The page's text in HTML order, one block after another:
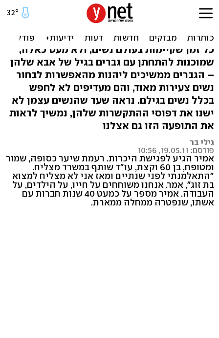
הגיע הזמן לחזור לזוגיות של
בני אותו גיל
כל זמן שקיימות בעולם נשים, ולא מעט כאלה,
שמוכנות להתחתן עם גברים בגיל של אבא שלהן
– הגברים ממשיכים ליהנות מהאפשרות לבחור
נשים צעירות מאוד, והם מעדיפים לא לחפש
בכלל נשים בגילם. נראה שעד שהנשים עצמן לא
ישנו את דפוסי ההתקשרות שלהן, נמשיך לראות
את התופעה הזו גם אצלנו
גילי בר
פורסם: 19.05.11, 10:56
אמיר הגיע לפגישת היכרות. רעמת שיער כסופה, שמור
ומטופח, בן 60 וקצת, עו"ד שותף במשרד מצליח.
"התאלמנתי לפני שנתיים ומאז אני לא מצליח למצוא
בת זוג", אמר. אנחנו משוחחים על חייו, על הילדים, על
העבודה. אמיר מספר על כמעט 40 שנות חברות עם
אשתו, שנפטרה ממחלה ממארת.